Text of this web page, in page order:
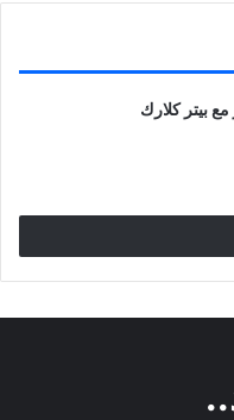
بيتر كلارك